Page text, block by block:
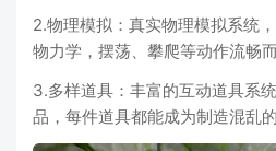
2.物理模拟：真实物理模拟系统
物力学，摆荡、攀爬等动作流畅而
3.多样道具：丰富的互动道具系
品，每件道具都能成为制造混乱的